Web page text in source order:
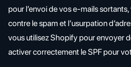
pour l’envoi de vos e-mails
contre le spam et l’usurpation
vous utilisez Shopify pour envoyer
activer correctement le SPF pour